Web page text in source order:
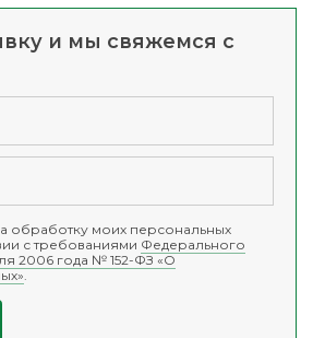
и мы свяжемся с
обработку моих персональных
с требованиями Федерального
2006 года № 152-ФЗ «О
.